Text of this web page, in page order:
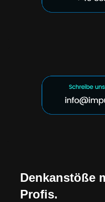
Denkanstöße
Profis.